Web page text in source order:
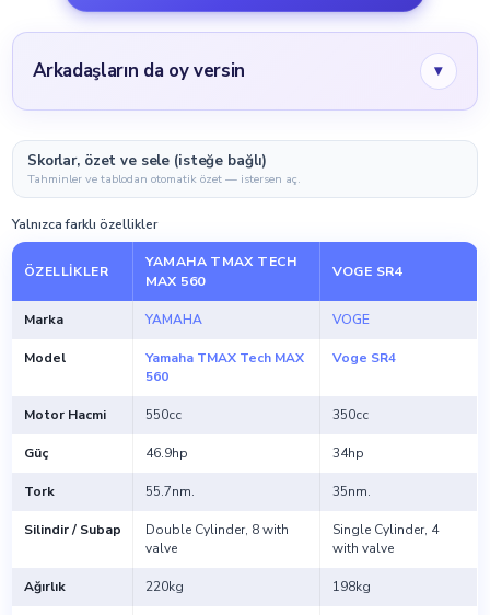
Arkadaşların da oy versin ▾
Skorlar, özet ve sele (isteğe bağlı)
Tahminler ve tablodan otomatik özet — istersen aç.
Yalnızca farklı özellikler
ÖZELLIKLER
YAMAHA TMAX TECH
MAX 560
VOGE SR4
Marka YAMAHA VOGE
Model
Yamaha TMAX Tech MAX
560
Voge SR4
Motor Hacmi 550cc 350cc
Güç 46.9hp 34hp
Tork 55.7nm. 35nm.
Silindir / Subap
Double Cylinder, 8 with
valve
Single Cylinder, 4
with valve
Ağırlık 220kg 198kg